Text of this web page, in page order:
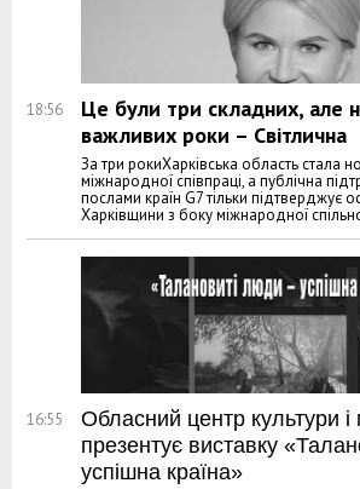
18:56
Це були три складних, але
важливих роки – Світлична
За три рокиХарківська область стала
міжнародної співпраці, а публічна
послами країн G7 тільки підтверджує
Харківщини з боку міжнародної
16:55
Обласний центр культури і
презентує виставку
успішна країна»